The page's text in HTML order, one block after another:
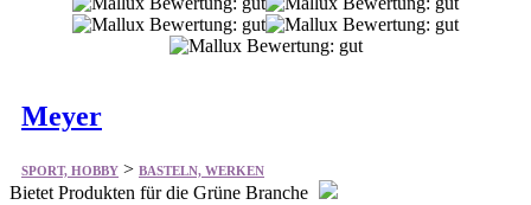
Meyer
SPORT, HOBBY > BASTELN, WERKEN
Bietet Produkten für die Grüne Branche